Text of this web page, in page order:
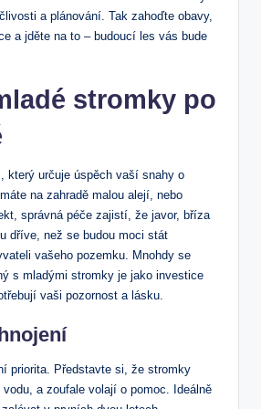
a plánování. Tak zahoďte obavy,
a jděte na to – budoucí les vás bude
stromky po
který určuje úspěch vaší snahy o
na zahradě malou alejí, nebo
správná péče zajistí, že javor, bříza
dříve, než se budou moci stát
vašeho pozemku. Mnohdy se
s mladými stromky je jako investice
vaši pozornost a lásku.
priorita. Představte si, že stromky
a zoufale volají o pomoc. Ideálně